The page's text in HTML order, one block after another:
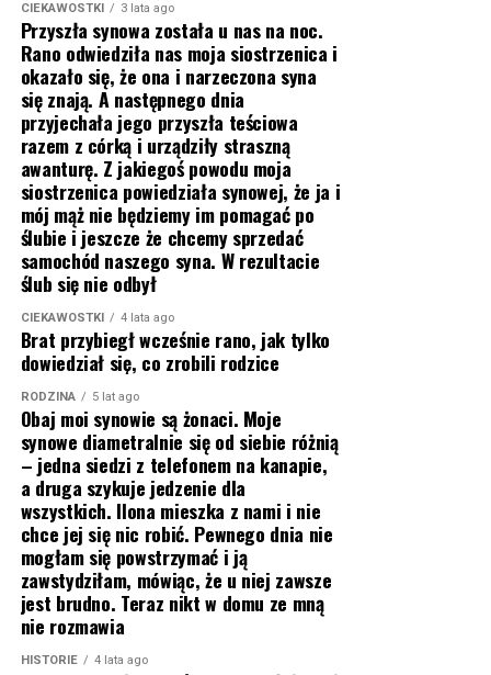
CIEKAWOSTKI 3 lata ago
Przyszła synowa została u nas na noc.
Rano odwiedziła nas moja siostrzenica i
okazało się, że ona i narzeczona syna
się znają. A następnego dnia
przyjechała jego przyszła teściowa
razem z córką i urządziły straszną
awanturę. Z jakiegoś powodu moja
siostrzenica powiedziała synowej, że ja i
mój mąż nie będziemy im pomagać po
ślubie i jeszcze że chcemy sprzedać
samochód naszego syna. W rezultacie
ślub się nie odbył
CIEKAWOSTKI 4 lata ago
Brat przybiegł wcześnie rano, jak tylko
dowiedział się, co zrobili rodzice
RODZINA 5 lat ago
Obaj moi synowie są żonaci. Moje
synowe diametralnie się od siebie różnią
– jedna siedzi z telefonem na kanapie,
a druga szykuje jedzenie dla
wszystkich. Ilona mieszka z nami i nie
chce jej się nic robić. Pewnego dnia nie
mogłam się powstrzymać i ją
zawstydziłam, mówiąc, że u niej zawsze
jest brudno. Teraz nikt w domu ze mną
nie rozmawia
HISTORIE 4 lata ago